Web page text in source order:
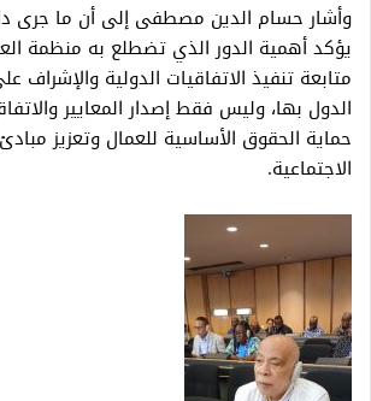
وأشار حسام الدين مصطفى إلى أن ما جرى
يؤكد أهمية الدور الذي تضطلع به منظمة
متابعة تنفيذ الاتفاقيات الدولية والإشراف
الدول بها، وليس فقط إصدار المعايير
حماية الحقوق الأساسية للعمال وتعزيز
الاجتماعية.